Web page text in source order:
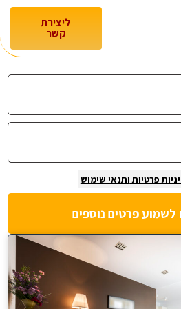
ליצירת
קשר
פרטיותותנאי שימוש
פרטים נוספים